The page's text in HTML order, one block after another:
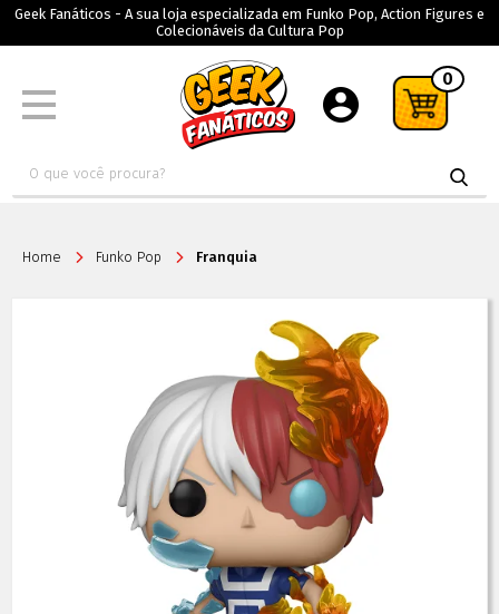
Geek Fanáticos - A sua loja especializada em Funko Pop, Action Figures e
Colecionáveis da Cultura Pop
0
Home Funko Pop Franquia